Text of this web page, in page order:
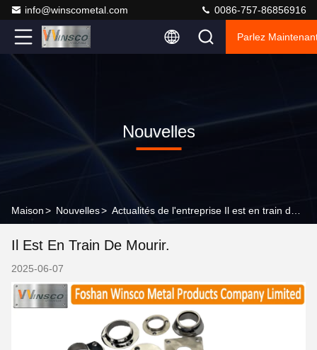
info@winscometal.com 0086-757-86856916
Parlez
Nouvelles
Maison> Nouvelles>
Il Est En Train De Mourir.
2025-06-07